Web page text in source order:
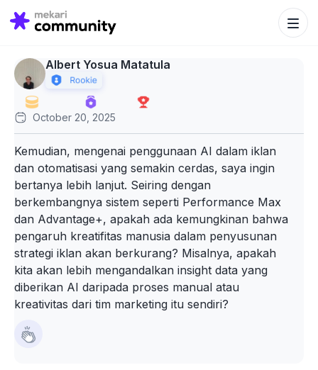
Search
for:
Search
Albert Yosua Matatula
October 20, 2025
Kemudian, mengenai penggunaan AI dalam iklan
dan otomatisasi yang semakin cerdas, saya ingin
bertanya lebih lanjut. Seiring dengan
berkembangnya sistem seperti Performance Max
dan Advantage+, apakah ada kemungkinan bahwa
pengaruh kreatifitas manusia dalam penyusunan
strategi iklan akan berkurang? Misalnya, apakah
kita akan lebih mengandalkan insight data yang
diberikan AI daripada proses manual atau
kreativitas dari tim marketing itu sendiri?